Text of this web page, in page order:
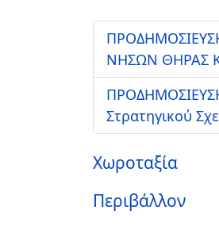
ΝΗΣΩΝ ΘΗΡΑΣ
Στρατηγικού
Χωροταξία
Περιβάλλον